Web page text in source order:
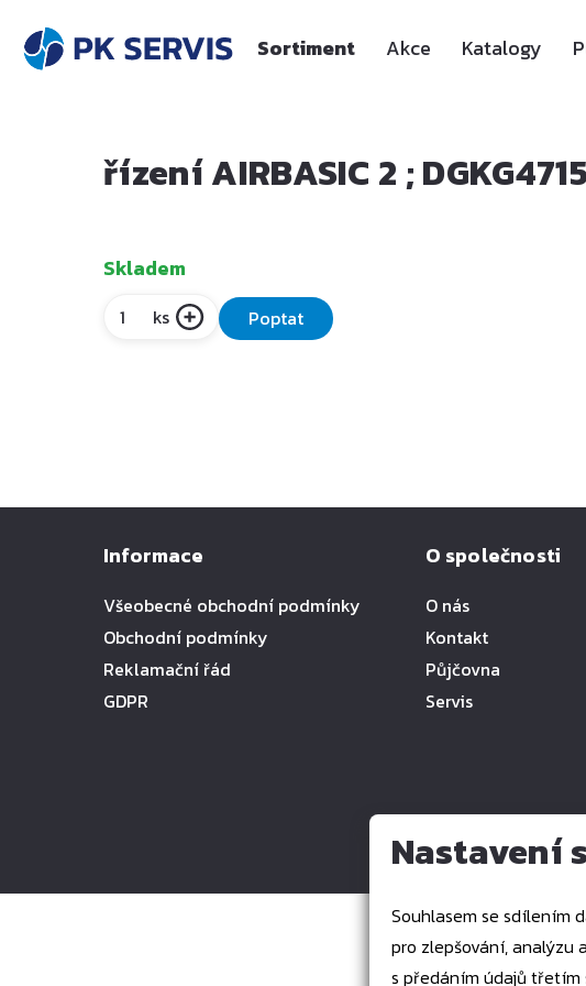
Sortiment Akce Katalogy
řízení AIRBASIC 2 ;
Skladem
ks Poptat
Informace
Všeobecné obchodní podmínky
Obchodní podmínky
Reklamační řád
GDPR
O společnosti
O nás
Kontakt
Půjčovna
Servis
Nastavení
Souhlasem se sdílením
pro zlepšování, analýzu a
s předáním údajů třetím